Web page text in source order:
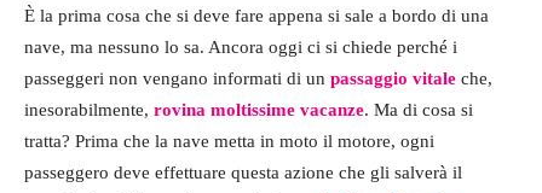
È la prima cosa che si deve fare appena si sale a bordo di una
nave, ma nessuno lo sa. Ancora oggi ci si chiede perché i
passeggeri non vengano informati di un passaggio vitale che,
inesorabilmente, rovina moltissime vacanze. Ma di cosa si
tratta? Prima che la nave metta in moto il motore, ogni
passeggero deve effettuare questa azione che gli salverà il